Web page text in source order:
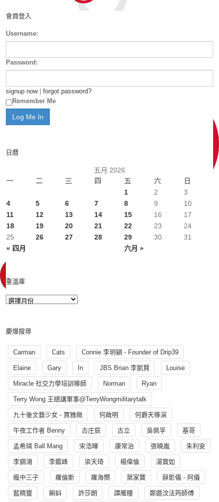
會員登入
Username:
Password:
signup now| forgot password?
Remember Me
日曆
五月 2026
一
二 三 四 五 六 日
« 四月 六月 »
1 2
3
4
5 6 7 8 9
10
11
12 13 14 15 16
17
18
19 20 21 22 23
24
25
26 27 28 29 30 31
重溫庫
慶爆搜尋
Carman Cats Connie 李玥穎 - Founder of Drip39
Elaine Gary In JBS Brian 李凱賢 Louise
Miracle 社交力學培訓導師 Norman Ryan
Terry Wong 王總講軍事@TerryWongmilitarytalk
九十後文藝少女 - 賈雅緻 何啟明 何爵天導演
午夜工作者 Benny 古庄辰 古立 吳佩孚 基哥
孟希璘 Ball Mang 宋浩暉 康常治 張曉嵐 朱利安
李錦鴻 李鑑峰 梁天琦 楊偉倫 湯寳如
瘋中三子 羅倫斯 羅海憫 葉家寶 薛影儀 - 阿儀
藍精靈 蝌蚪 許莎朗 譚雁瞳 鄭遨汶法筠師傅